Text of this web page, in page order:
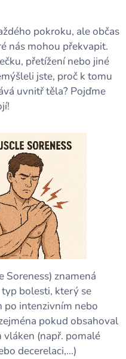
pokroku, ale občas
nás mohou překvapit.
přetížení nebo jiné
jste, proč k tomu
uvnitř těla? Pojďme
Soreness) znamená
bolesti, který se
po intenzivním nebo
pokud obsahoval
vláken (např. pomalé
decerelaci,…)